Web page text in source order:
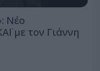
Νέο
με τον Γιάννη